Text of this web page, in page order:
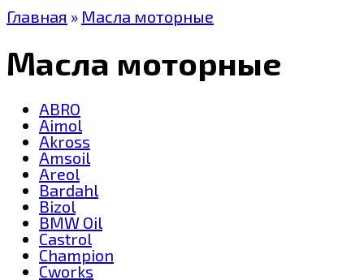
Главная » Масла моторные
Масла моторные
ABRO
Aimol
Akross
Amsoil
Areol
Bardahl
Bizol
BMW Oil
Castrol
Champion
Cworks